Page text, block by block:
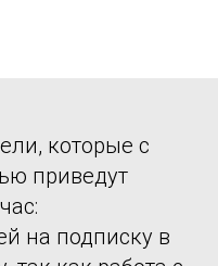
которые с
приведут
на подписку в